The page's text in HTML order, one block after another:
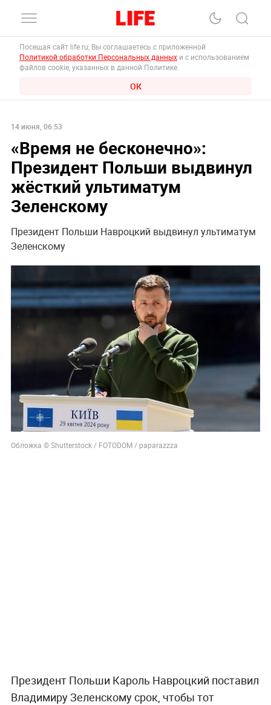
Посещая сайт life.ru, Вы соглашаетесь с приложенной
Политикой обработки Персональных данных и с использованием
файлов cookie, указанных в данной Политике.
ОК
14 июня, 06:53
«Время не бесконечно»:
Президент Польши выдвинул
жёсткий ультиматум
Зеленскому
Президент Польши Навроцкий выдвинул ультиматум
Зеленскому
Обложка © Shutterstock / FOTODOM / paparazzza
Президент Польши Кароль Навроцкий поставил
Владимиру Зеленскому срок, чтобы тот